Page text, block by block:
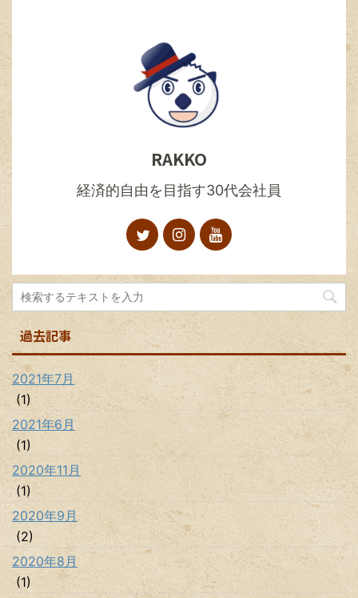
RAKKO
経済的自由を目指す30代会社員
過去記事
2021年7月
(1)
2021年6月
(1)
2020年11月
(1)
2020年9月
(2)
2020年8月
(1)